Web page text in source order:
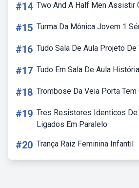
#14 Two And A Half Men Assistir
#15 Turma Da Mônica Jovem 1
#16 Tudo Sala De Aula Projeto De
#17 Tudo Em Sala De Aula História
#18 Trombose Da Veia Porta Tem
#19 Tres Resistores Identicos De
Ligados Em Paralelo
#20 Trança Raiz Feminina Infantil